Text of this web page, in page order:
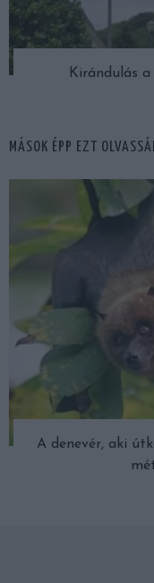
Kirándulás
MÁSOK ÉPP EZT
A denevér, aki